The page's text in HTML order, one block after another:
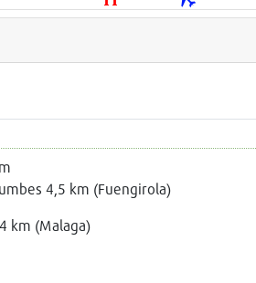
4,5 km (Fuengirola)
km (Malaga)